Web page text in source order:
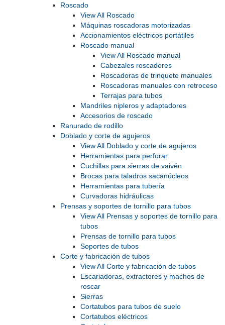
Roscado
View All Roscado
Máquinas roscadoras motorizadas
Accionamientos eléctricos portátiles
Roscado manual
View All Roscado manual
Cabezales roscadores
Roscadoras de trinquete manuales
Roscadoras manuales con retroceso
Terrajas para tubos
Mandriles nipleros y adaptadores
Accesorios de roscado
Ranurado de rodillo
Doblado y corte de agujeros
View All Doblado y corte de agujeros
Herramientas para perforar
Cuchillas para sierras de vaivén
Brocas para taladros sacanúcleos
Herramientas para tubería
Curvadoras hidráulicas
Prensas y soportes de tornillo para tubos
View All Prensas y soportes de tornillo para
tubos
Prensas de tornillo para tubos
Soportes de tubos
Corte y fabricación de tubos
View All Corte y fabricación de tubos
Escariadoras, extractores y machos de
roscar
Sierras
Cortatubos para tubos de suelo
Cortatubos eléctricos